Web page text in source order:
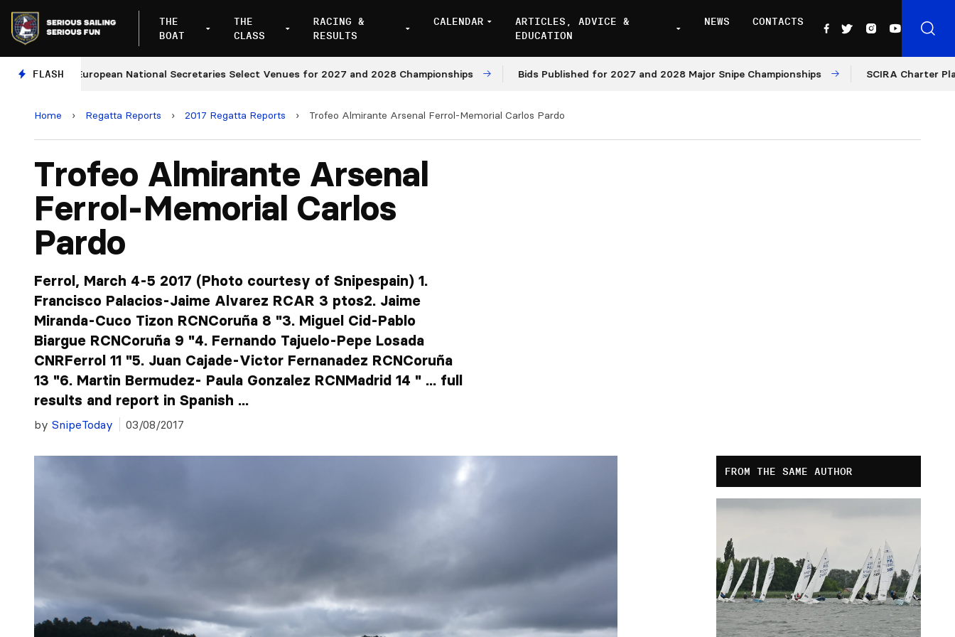
THE
BOAT
THE
CLASS
RACING &
RESULTS
CALENDAR
ARTICLES, ADVICE &
EDUCATION
NEWS CONTACTS
FLASH
European National Secretaries Select Venues for 2027 and 2028 Championships Bids Published for 2027 and 2028 Major Snipe Championships SCIRA Charter
Home › Regatta Reports › 2017 Regatta Reports › Trofeo Almirante Arsenal Ferrol-Memorial Carlos Pardo
Trofeo Almirante Arsenal
Ferrol-Memorial Carlos
Pardo
Ferrol, March 4-5 2017 (Photo courtesy of Snipespain) 1.
Francisco Palacios-Jaime Alvarez RCAR 3 ptos2. Jaime
Miranda-Cuco Tizon RCNCoruña 8 "3. Miguel Cid-Pablo
Biargue RCNCoruña 9 "4. Fernando Tajuelo-Pepe Losada
CNRFerrol 11 "5. Juan Cajade-Victor Fernanadez RCNCoruña
13 "6. Martin Bermudez- Paula Gonzalez RCNMadrid 14 " ... full
results and report in Spanish ...
by SnipeToday 03/08/2017
FROM THE SAME AUTHOR